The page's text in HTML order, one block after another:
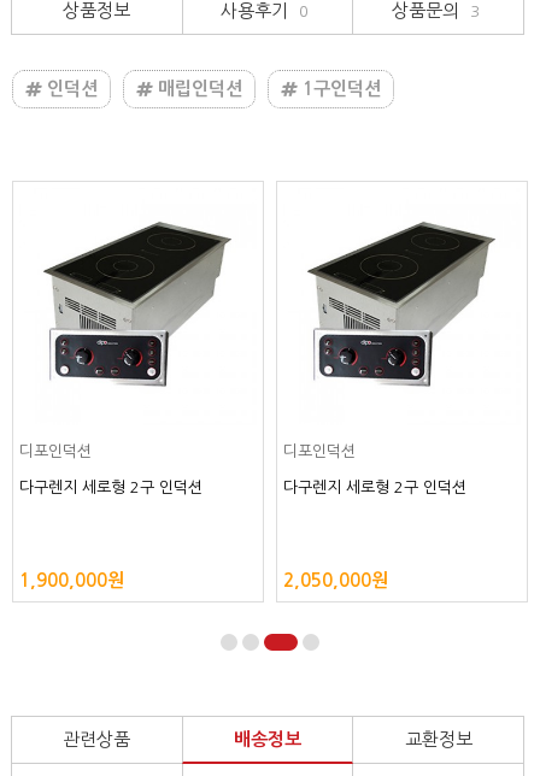
상품정보 사용후기 0 상품문의 3
인덕션 매립인덕션 1구인덕션
디포인덕션
다구렌지 세로형 2구 인덕션
1,900,000원
디포인덕션
다구렌지 세로형 2구 인덕션
2,050,000원
관련상품 배송정보 교환정보